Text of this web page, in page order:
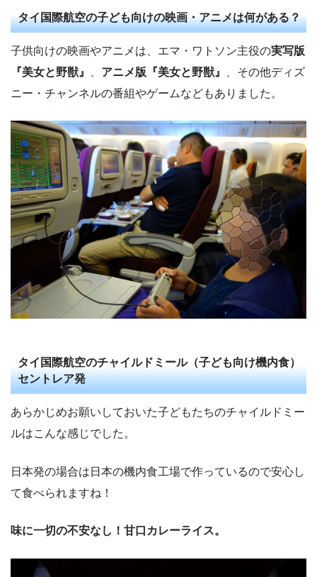
タイ国際航空の子ども向けの映画・アニメは何がある？
子供向けの映画やアニメは、エマ・ワトソン主役の実写版
『美女と野獣』
アニメ版『美女と野獣』
、その他ディズ
ニー・チャンネルの番組やゲームなどもありました。
タイ国際航空のチャイルドミール（子ども向け機内食）
セントレア発
あらかじめお願いしておいた子どもたちのチャイルドミー
ルはこんな感じでした。
日本発の場合は日本の機内食工場で作っているので安心し
て食べられますね！
味に一切の不安なし！甘口カレーライス。